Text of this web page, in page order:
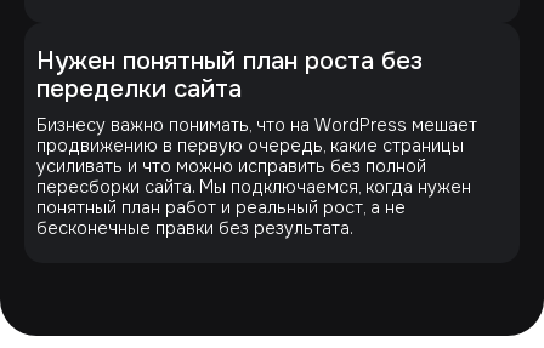
Нужен понятный план роста без
переделки сайта
Бизнесу важно понимать, что на WordPress мешает
продвижению в первую очередь, какие страницы
усиливать и что можно исправить без полной
пересборки сайта. Мы подключаемся, когда нужен
понятный план работ и реальный рост, а не
бесконечные правки без результата.